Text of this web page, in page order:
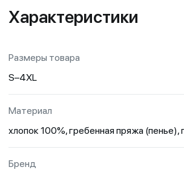
Характеристики
Размеры товара
S–4XL
Материал
хлопок 100%, гребенная пряжа (пенье),
Бренд